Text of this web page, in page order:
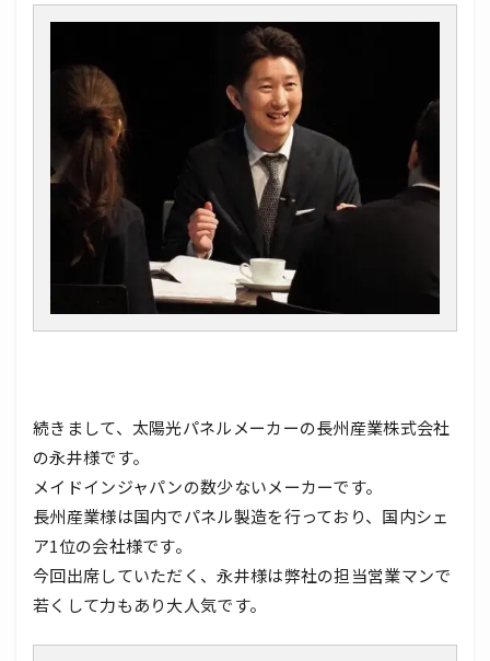
続きまして、太陽光パネルメーカーの長州産業株式会社
の永井様です。
メイドインジャパンの数少ないメーカーです。
長州産業様は国内でパネル製造を行っており、国内シェ
ア1位の会社様です。
今回出席していただく、永井様は弊社の担当営業マンで
若くして力もあり大人気です。